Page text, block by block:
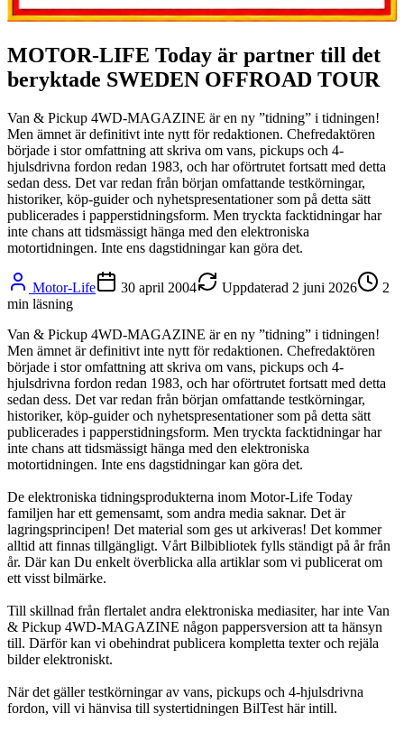
MOTOR-LIFE Today är partner till det
beryktade SWEDEN OFFROAD TOUR
Van & Pickup 4WD-MAGAZINE är en ny ”tidning” i tidningen!
Men ämnet är definitivt inte nytt för redaktionen. Chefredaktören
började i stor omfattning att skriva om vans, pickups och 4-
hjulsdrivna fordon redan 1983, och har oförtrutet fortsatt med detta
sedan dess. Det var redan från början omfattande testkörningar,
historiker, köp-guider och nyhetspresentationer som på detta sätt
publicerades i papperstidningsform. Men tryckta facktidningar har
inte chans att tidsmässigt hänga med den elektroniska
motortidningen. Inte ens dagstidningar kan göra det.
Motor-Life 30 april 2004 Uppdaterad 2 juni 2026
2
min läsning
Van & Pickup 4WD-MAGAZINE är en ny ”tidning” i tidningen!
Men ämnet är definitivt inte nytt för redaktionen. Chefredaktören
började i stor omfattning att skriva om vans, pickups och 4-
hjulsdrivna fordon redan 1983, och har oförtrutet fortsatt med detta
sedan dess. Det var redan från början omfattande testkörningar,
historiker, köp-guider och nyhetspresentationer som på detta sätt
publicerades i papperstidningsform. Men tryckta facktidningar har
inte chans att tidsmässigt hänga med den elektroniska
motortidningen. Inte ens dagstidningar kan göra det.
De elektroniska tidningsprodukterna inom Motor-Life Today
familjen har ett gemensamt, som andra media saknar. Det är
lagringsprincipen! Det material som ges ut arkiveras! Det kommer
alltid att finnas tillgängligt. Vårt Bilbibliotek fylls ständigt på år från
år. Där kan Du enkelt överblicka alla artiklar som vi publicerat om
ett visst bilmärke.
Till skillnad från flertalet andra elektroniska mediasiter, har inte Van
& Pickup 4WD-MAGAZINE någon pappersversion att ta hänsyn
till. Därför kan vi obehindrat publicera kompletta texter och rejäla
bilder elektroniskt.
När det gäller testkörningar av vans, pickups och 4-hjulsdrivna
fordon, vill vi hänvisa till systertidningen BilTest här intill.